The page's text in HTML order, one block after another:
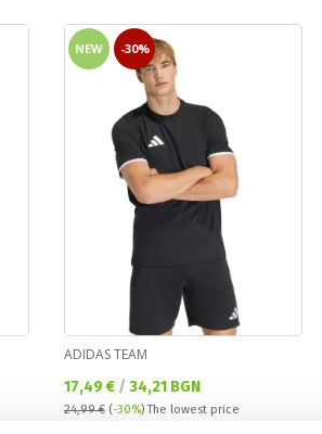
NEW -30%
ADIDAS TEAM
Текуща цена:
17,49 € / 34,21 BGN
24,99 € (-30%)The lowest price
Regular price: